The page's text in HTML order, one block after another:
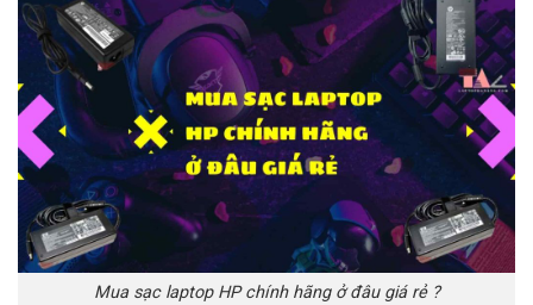
Mua sạc laptop HP chính hãng ở đâu giá rẻ ?